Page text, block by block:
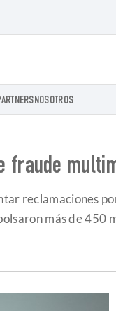
NOSOTROS
fraude
reclamaciones
más de 450